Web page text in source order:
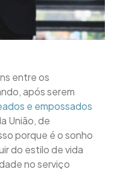
entre os
após serem
e empossados
União, de
porque é o sonho
do estilo de vida
no serviço